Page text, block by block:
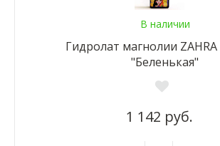
В наличии
Гидролат магнолии
"Беленькая"
1 142 руб.